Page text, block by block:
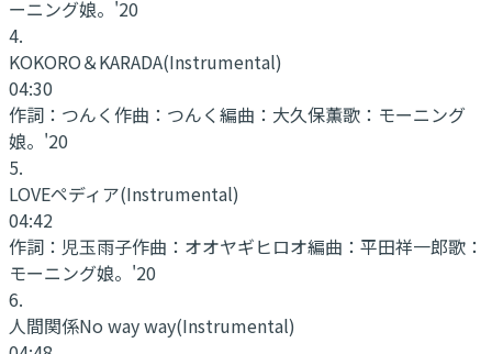
ーニング娘。'20
4.
KOKORO＆KARADA(Instrumental)
04:30
作詞： つんく作曲： つんく編曲： 大久保薫歌： モーニング
娘。'20
5.
LOVEペディア(Instrumental)
04:42
作詞： 児玉雨子作曲： オオヤギヒロオ編曲： 平田祥一郎歌：
モーニング娘。'20
6.
人間関係No way way(Instrumental)